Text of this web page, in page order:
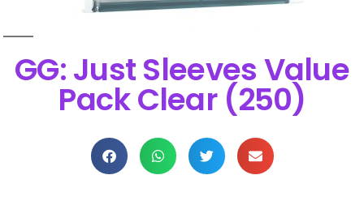
GG: Just Sleeves Value
Pack Clear (250)